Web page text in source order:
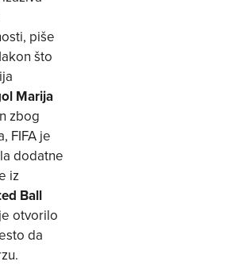
piše
što
Marija
zbog
FIFA je
dodatne
iz
Ball
otvorilo
da